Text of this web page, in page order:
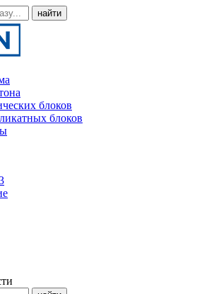
блоков
блоков